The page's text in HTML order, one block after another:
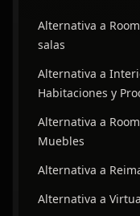
Alternativa a
salas
Alternativa a
Habitaciones y
Alternativa a
Muebles
Alternativa a
Alternativa a